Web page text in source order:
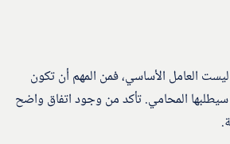
العامل الأساسي، فمن المهم أن تكون
المحامي. تأكد من وجود اتفاق واضح